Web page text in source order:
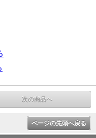
次の商品へ
ページの先頭へ戻る